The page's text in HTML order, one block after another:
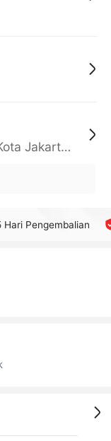
Daerah Khusus Ibukota Jakarta, Kota Jakarta Barat, Cengkareng, yy
Hari Pengembalian